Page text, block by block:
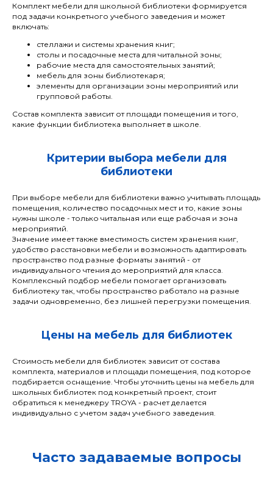
Комплект мебели для школьной библиотеки формируется
под задачи конкретного учебного заведения и может
включать:
стеллажи и системы хранения книг;
столы и посадочные места для читальной зоны;
рабочие места для самостоятельных занятий;
мебель для зоны библиотекаря;
элементы для организации зоны мероприятий или
групповой работы.
Состав комплекта зависит от площади помещения и того,
какие функции библиотека выполняет в школе.
Критерии выбора мебели для
библиотеки
При выборе мебели для библиотеки важно учитывать площадь
помещения, количество посадочных мест и то, какие зоны
нужны школе - только читальная или еще рабочая и зона
мероприятий.
Значение имеет также вместимость систем хранения книг,
удобство расстановки мебели и возможность адаптировать
пространство под разные форматы занятий - от
индивидуального чтения до мероприятий для класса.
Комплексный подбор мебели помогает организовать
библиотеку так, чтобы пространство работало на разные
задачи одновременно, без лишней перегрузки помещения.
Цены на мебель для библиотек
Стоимость мебели для библиотек зависит от состава
комплекта, материалов и площади помещения, под которое
подбирается оснащение. Чтобы уточнить цены на мебель для
школьных библиотек под конкретный проект, стоит
обратиться к менеджеру TROYA - расчет делается
индивидуально с учетом задач учебного заведения.
Часто задаваемые вопросы